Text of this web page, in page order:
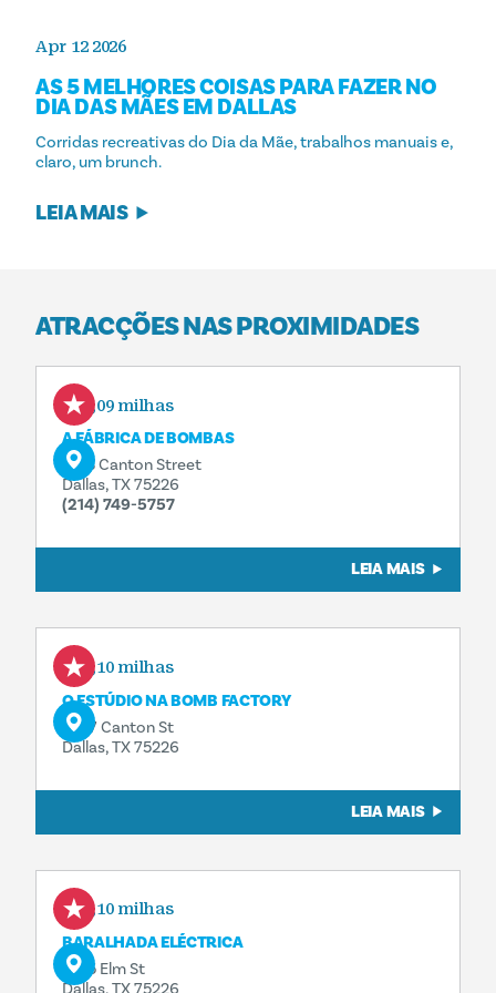
Apr 12 2026
AS 5 MELHORES COISAS PARA FAZER NO
DIA DAS MÃES EM DALLAS
Corridas recreativas do Dia da Mãe, trabalhos manuais e,
claro, um brunch.
LEIA MAIS
ATRACÇÕES NAS PROXIMIDADES
0,09 milhas
A FÁBRICA DE BOMBAS
2713 Canton Street
Dallas, TX 75226
(214) 749-5757
LEIA MAIS
0,10 milhas
O ESTÚDIO NA BOMB FACTORY
2727 Canton St
Dallas, TX 75226
LEIA MAIS
0,10 milhas
BARALHADA ELÉCTRICA
2615 Elm St